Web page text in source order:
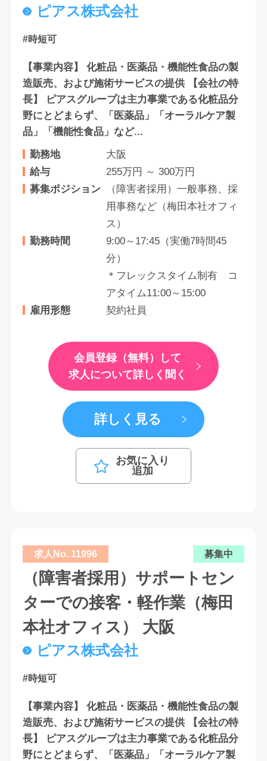
ピアス株式会社
#時短可
【事業内容】 化粧品・医薬品・機能性食品の製
造販売、および施術サービスの提供 【会社の特
長】 ピアスグループは主力事業である化粧品分
野にとどまらず、「医薬品」「オーラルケア製
品」「機能性食品」など...
勤務地
大阪
給与
255万円 ～ 300万円
募集ポジション
（障害者採用）一般事務、採
用事務など（梅田本社オフィ
ス）
勤務時間
9:00～17:45（実働7時間45
分）
＊フレックスタイム制有 コ
アタイム11:00～15:00
雇用形態
契約社員
会員登録（無料）して
求人について詳しく聞く
詳しく見る
お気に入り
追加
求人No. 11996 募集中
（障害者採用）サポートセン
ターでの接客・軽作業（梅田
本社オフィス） 大阪
ピアス株式会社
#時短可
【事業内容】 化粧品・医薬品・機能性食品の製
造販売、および施術サービスの提供 【会社の特
長】 ピアスグループは主力事業である化粧品分
野にとどまらず、「医薬品」「オーラルケア製